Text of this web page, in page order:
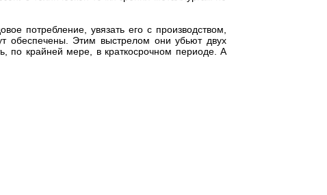
потребление, увязать его с производством,
обеспечены. Этим выстрелом они убьют двух
по крайней мере, в краткосрочном периоде. А